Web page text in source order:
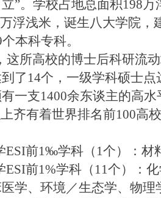
”。学校占地总面积198
浮浅米，诞生八大学院，
本科专科。
这所高校的博士后科研流
了14个，一级学科硕士点
一支1400余东谈主的高
齐有着世界排名前100高
ESI前1‰学科（1个）：材
ESI前1%学科（11个）：
学、环境／生态学、物理